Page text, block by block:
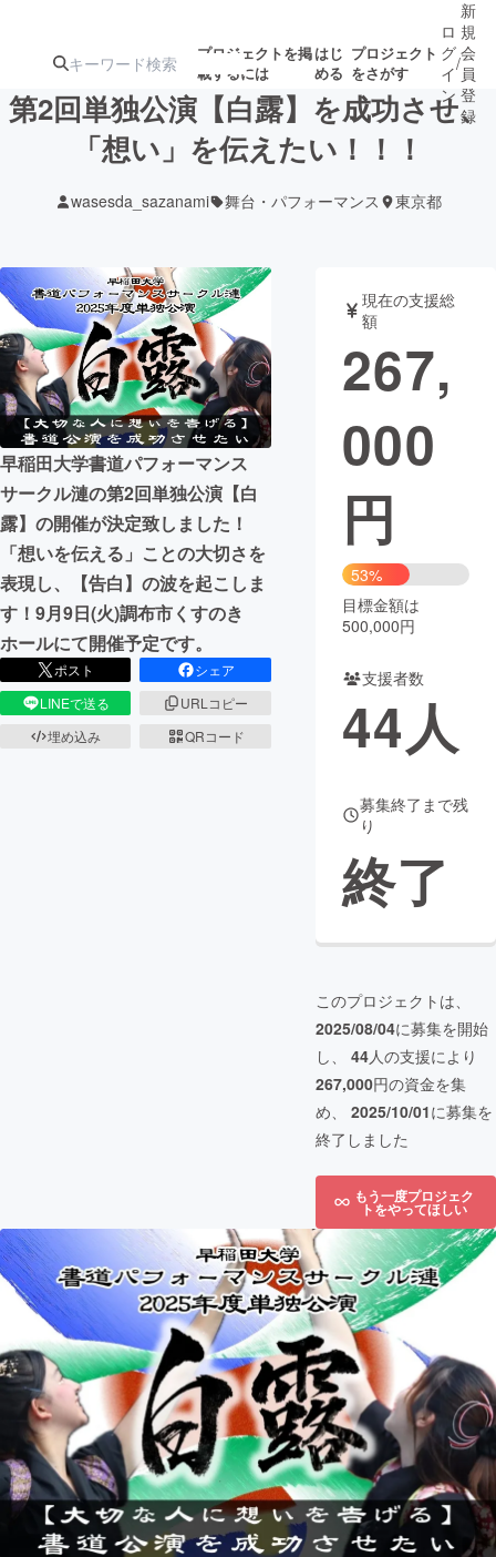
プロジェクトを掲
載するには
はじ
める
プロジェクト
をさがす
ジェクト
ターン
注目の新着プロ
ジェクト
ロジェクト
もうすぐ公開
されます
アート・写真 音楽
テクノロジー・ガジェット ゲーム・サ
映像・映画
ビジネス・起業
まちづくり・地域活性化
CAMPFIRE for Social Good
CAMPFIRE Creation
CAMPFIREふるさと納税
コミュニティ
ロ
グ
イ
ン
/
新
規
会
員
登
録
第2回単独公演【白露】を成功させ、
「想い」を伝えたい！！！
wasesda_sazanami 舞台・パフォーマンス 東京都
早稲田大学書道パフォーマンス
サークル漣の第2回単独公演【白
露】の開催が決定致しました！
「想いを伝える」ことの大切さを
表現し、【告白】の波を起こしま
す！9月9日(火)調布市くすのき
ホールにて開催予定です。
ポスト
シェア
LINEで送る
URLコピー
埋め込み
QRコード
現在の支援総
額
267,
000
円
53%
目標金額は
500,000円
支援者数
44人
募集終了まで残
り
終了
このプロジェクトは、
2025/08/04に募集を開始
し、 44人の支援により
267,000円の資金を集
め、 2025/10/01に募集を
終了しました
もう一度プロジェク
トをやってほしい